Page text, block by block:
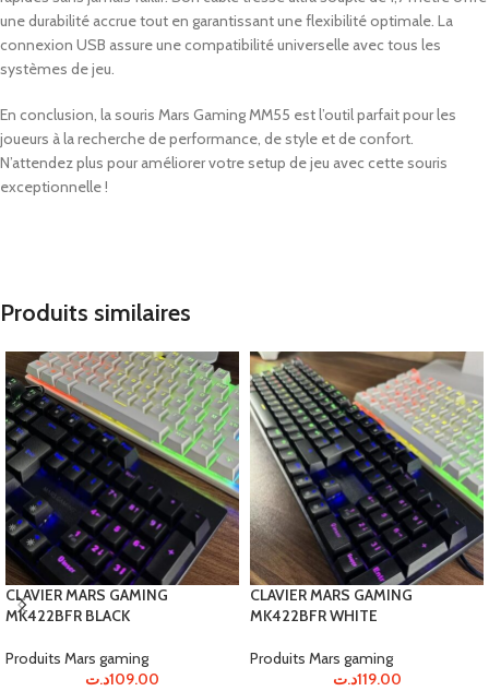
une durabilité accrue tout en garantissant une flexibilité optimale. La
connexion USB assure une compatibilité universelle avec tous les
systèmes de jeu.
En conclusion, la souris Mars Gaming MM55 est l’outil parfait pour les
joueurs à la recherche de performance, de style et de confort.
N’attendez plus pour améliorer votre setup de jeu avec cette souris
exceptionnelle !
Produits similaires
CLAVIER MARS GAMING
MK422BFR BLACK
Produits Mars gaming
109.00د.ت
CLAVIER MARS GAMING
MK422BFR WHITE
Produits Mars gaming
119.00د.ت